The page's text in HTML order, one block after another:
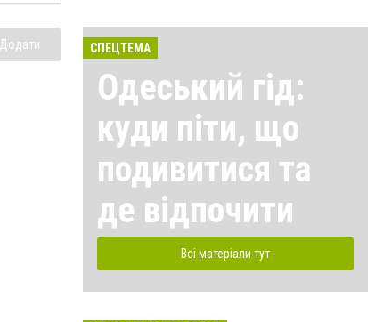
Додати СПЕЦТЕМА
Одеський гід:
куди піти, що
подивитися та
де відпочити
Всі матеріали тут